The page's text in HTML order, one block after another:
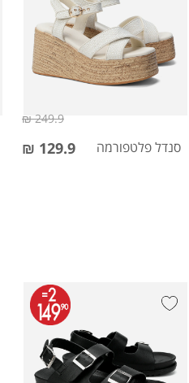
סנדל פלטפורמה 129.9 ₪
249.9 ₪